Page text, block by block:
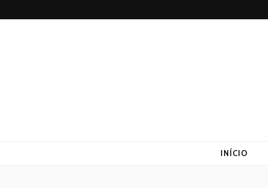
INÍCIO